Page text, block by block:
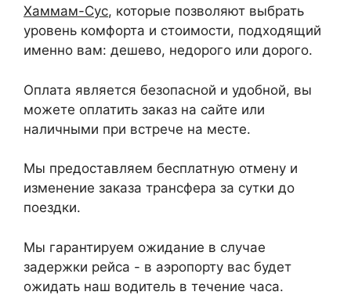
Хаммам-Сус, которые позволяют выбрать
уровень комфорта и стоимости, подходящий
именно вам: дешево, недорого или дорого.
Оплата является безопасной и удобной, вы
можете оплатить заказ на сайте или
наличными при встрече на месте.
Мы предоставляем бесплатную отмену и
изменение заказа трансфера за сутки до
поездки.
Мы гарантируем ожидание в случае
задержки рейса - в аэропорту вас будет
ожидать наш водитель в течение часа.